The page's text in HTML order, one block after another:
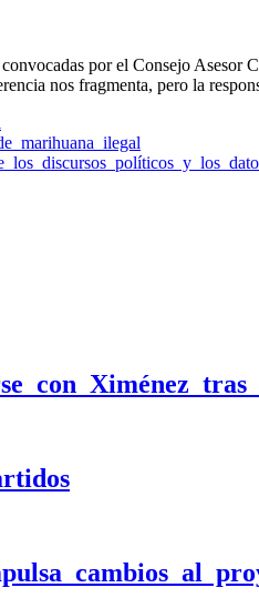
por el Consejo
nos fragmenta, pero la
marihuana ilegal
los discursos políticos y los
con Ximénez
cambios al